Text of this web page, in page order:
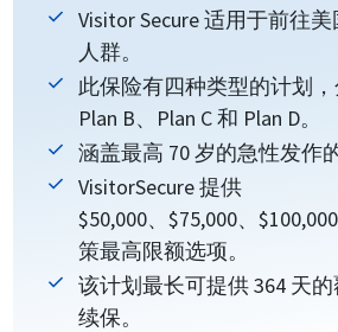
Visitor Secure 适用于前往
人群。
此保险有四种类型的计划，
Plan B、Plan C 和 Plan D。
涵盖最高 70 岁的急性发作
VisitorSecure 提供
$50,000、$75,000、
策最高限额选项。
该计划最长可提供 364 天
续保。